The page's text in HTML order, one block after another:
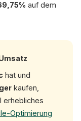
auf dem
hat und
kaufen,
erhebliches
Optimierung